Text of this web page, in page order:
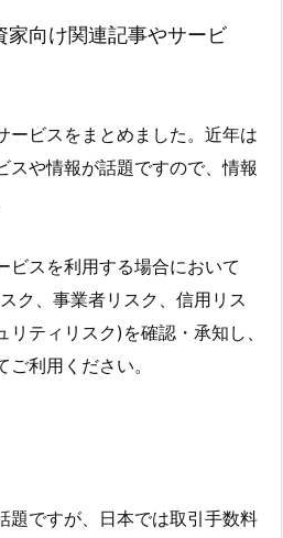
家向け関連記事やサービ
ービスをまとめました。近年は
スや情報が話題ですので、情報
ビスを利用する場合において
ク、事業者リスク、信用リス
ティリスク)を確認・承知し、
利用ください。
題ですが、日本では取引手数料